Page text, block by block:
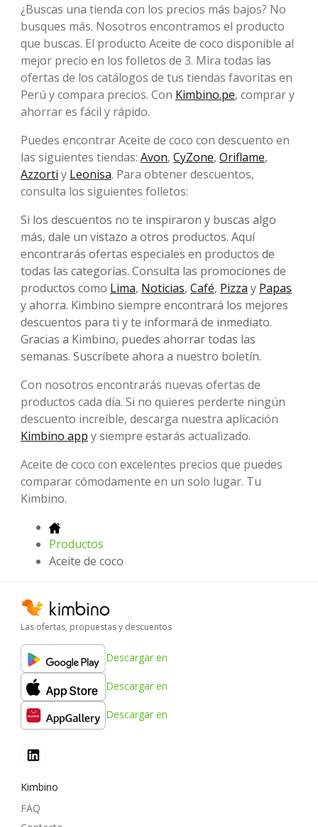
¿Buscas una tienda con los precios más bajos? No
busques más. Nosotros encontramos el producto
que buscas. El producto Aceite de coco disponible al
mejor precio en los folletos de 3. Mira todas las
ofertas de los catálogos de tus tiendas favoritas en
Perú y compara precios. Con Kimbino.pe, comprar y
ahorrar es fácil y rápido.
Puedes encontrar Aceite de coco con descuento en
las siguientes tiendas: Avon, CyZone, Oriflame,
Azzorti y Leonisa. Para obtener descuentos,
consulta los siguientes folletos:
Si los descuentos no te inspiraron y buscas algo
más, dale un vistazo a otros productos. Aquí
encontrarás ofertas especiales en productos de
todas las categorías. Consulta las promociones de
productos como Lima, Noticias, Café, Pizza y Papas
y ahorra. Kimbino siempre encontrará los mejores
descuentos para ti y te informará de inmediato.
Gracias a Kimbino, puedes ahorrar todas las
semanas. Suscríbete ahora a nuestro boletín.
Con nosotros encontrarás nuevas ofertas de
productos cada día. Si no quieres perderte ningún
descuento increíble, descarga nuestra aplicación
Kimbino app y siempre estarás actualizado.
Aceite de coco con excelentes precios que puedes
comparar cómodamente en un solo lugar. Tu
Kimbino.
Productos
Aceite de coco
Las ofertas, propuestas y descuentos
Descargar en
Descargar en
Descargar en
Kimbino
FAQ